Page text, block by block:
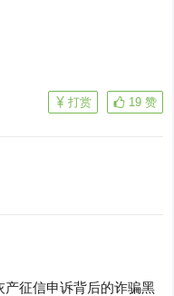
19 赞
打赏
产征信申诉背后的诈骗黑